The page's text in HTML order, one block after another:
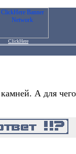
ClickHere
А для чего